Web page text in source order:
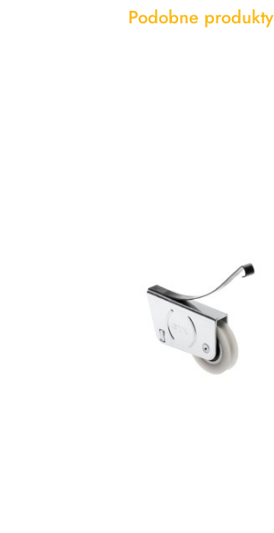
Pomiń karuzelę produktów
Produkty
Podobne produkty